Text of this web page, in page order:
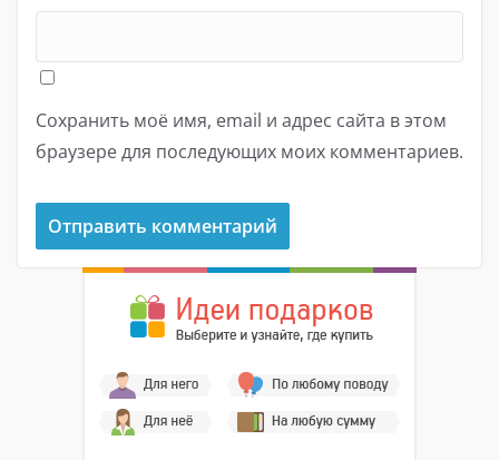
Сохранить моё имя, email и адрес сайта в этом
браузере для последующих моих комментариев.